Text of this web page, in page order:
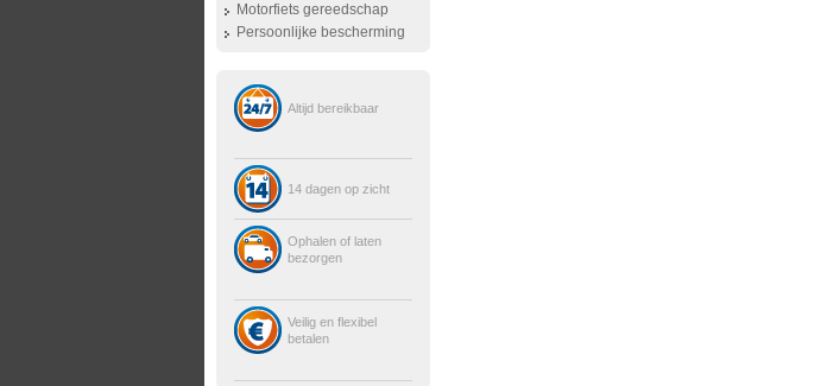
Motorfiets gereedschap
Persoonlijke bescherming
Altijd bereikbaar
14 dagen op zicht
Ophalen of laten
bezorgen
Veilig en flexibel
betalen